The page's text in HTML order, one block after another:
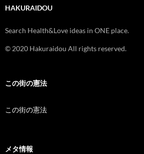
HAKURAIDOU
Search Health&Love ideas in ONE place.
© 2020 Hakuraidou All rights reserved.
この街の憲法
この街の憲法
メタ情報